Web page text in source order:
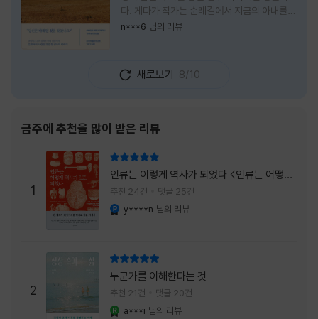
다. 게다가 작가는 순례길에서 지금의 아내를
만나 여행 로맨스의 정석인 '비포 선라이즈'를
에 작가가 소개한 다양한 도서들의 문장들을 만
나는 것 역시 읽기의 또다른 즐거움이었다. 여
누구이며어느 순간 행복을 느끼는지 질문하며
길을 떠나려고 마음 먹는 순간들을 적어내려간
문장들에 마음을 한참 머물렀다.그 부분을 발췌
해본다. "내가 온 힘을 다해 부러워하던 사람
들은 '자신이 원하는' 일을 하는 사람들이었다.
소명이라고 하던
n***6 님의 리뷰
새로보기 8/10
금주에 추천을 많이 받은 리뷰
1
인류는 이렇게 역사가 되었다 <인류는 어떻게
역사가 되었나>
추천 24건 댓글 25건
y****n 님의 리뷰
2
누군가를 이해한다는 것
추천 21건 댓글 20건
a***i 님의 리뷰